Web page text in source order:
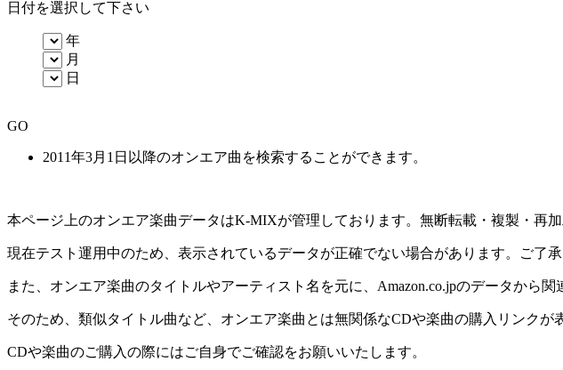
日付を選択して下さい
年
月
日
GO
2011年3月1日以降のオンエア曲を検索することができます。
本ページ上のオンエア楽曲データはK-MIXが管理しております。無断転載・複製・再加
現在テスト運用中のため、表示されているデータが正確でない場合があります。ご了承
また、オンエア楽曲のタイトルやアーティスト名を元に、Amazon.co.jpのデータから
そのため、類似タイトル曲など、オンエア楽曲とは無関係なCDや楽曲の購入リンクが
CDや楽曲のご購入の際にはご自身でご確認をお願いいたします。